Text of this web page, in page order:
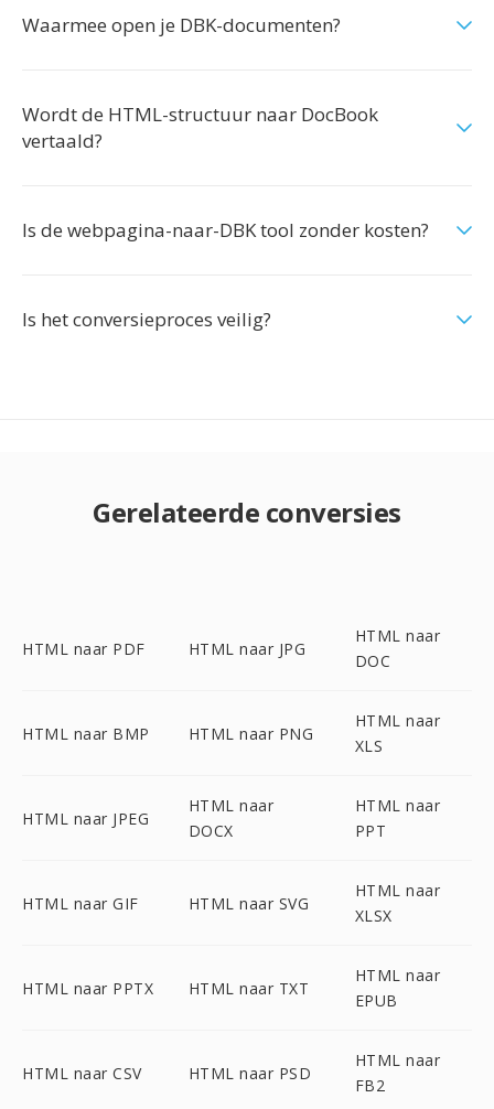
Waarmee open je DBK-documenten?
Wordt de HTML-structuur naar DocBook
vertaald?
Is de webpagina-naar-DBK tool zonder kosten?
Is het conversieproces veilig?
Gerelateerde conversies
HTML naar PDF HTML naar JPG
HTML naar
DOC
HTML naar BMP HTML naar PNG
HTML naar
XLS
HTML naar JPEG
HTML naar
DOCX
HTML naar
PPT
HTML naar GIF HTML naar SVG
HTML naar
XLSX
HTML naar PPTX HTML naar TXT
HTML naar
EPUB
HTML naar CSV HTML naar PSD
HTML naar
FB2